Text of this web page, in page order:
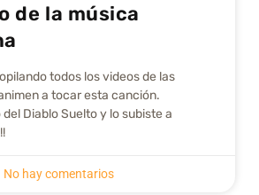
de la música
todos los videos de las
a tocar esta canción.
Diablo Suelto y lo subiste a
No hay comentarios